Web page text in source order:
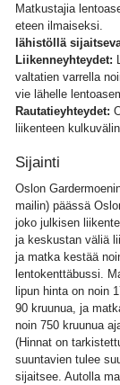
Matkustajia
eteen ilmaiseksi.
lähistöllä
Liikenneyhteydet:
valtatien varrella
vie lähelle
Rautatieyhteydet:
liikenteen
Sijainti
Oslon
mailin) päässä
joko julkisen
ja keskustan väliä
ja matka kestää
lentokenttäbussi.
lipun hinta on noin
90 kruunua, ja
noin 750 kruunua
(Hinnat on
suuntavien tulee
sijaitsee. Autolla